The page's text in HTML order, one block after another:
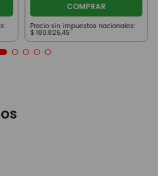
COMPRAR
Precio sin impuestos nacionales:
$ 180.826,45